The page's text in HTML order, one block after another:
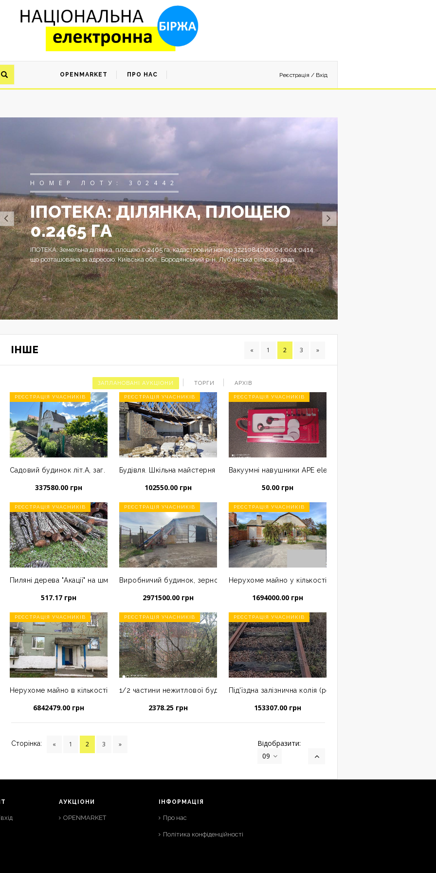
OPENMARKET ПРО НАС Реєстрація / Вхід
НОМЕР ЛОТУ: 302442
ІПОТЕКА: ДІЛЯНКА, ПЛОЩЕЮ
0.2465 ГА
ІПОТЕКА: Земельна ділянка, площею 0.2465 га, кадастровий номер 3221084000:04:004:0414,
що розташована за адресою: Київська обл., Бородянський р-н, Луб'янська сільська рада
ІНШЕ « 1 2 3 »
ЗАПЛАНОВАНІ АУКЦІОНИ ТОРГИ АРХІВ
РЕЄСТРАЦІЯ УЧАСНИКІВ
Садовий будинок літ.А, заг. площею 64 кв.м., земельна ділянка КН 2321584000:05:001:0325 за адресою: Запорізька обл.,
337580.00 грн
РЕЄСТРАЦІЯ УЧАСНИКІВ
Будівля. Шкільна майстерня загальною площею 288,3 кв. м. за адресою
102550.00 грн
РЕЄСТРАЦІЯ УЧАСНИКІВ
Вакуумні навушники АРЕ electronics AZ-007
50.00 грн
РЕЄСТРАЦІЯ УЧАСНИКІВ
Пиляні дерева "Акації" на шматки різної довжини та діаметру в кількості 26 штук
517.17 грн
РЕЄСТРАЦІЯ УЧАСНИКІВ
Виробничий будинок, зерносховище, загальна площа 1039,9 кв.м., за адресою:
2971500.00 грн
РЕЄСТРАЦІЯ УЧАСНИКІВ
Нерухоме майно у кількості 3 одиниці
1694000.00 грн
РЕЄСТРАЦІЯ УЧАСНИКІВ
Нерухоме майно в кількості 10 одиниць
6842479.00 грн
РЕЄСТРАЦІЯ УЧАСНИКІВ
1/2 частини нежитлової будівлі загальною площею 15,1 кв.м. за адресою Хмельницька
2378.25 грн
РЕЄСТРАЦІЯ УЧАСНИКІВ
Під'їздна залізнична колія (рейки залізничні, тип Р43,
153307.00 грн
Сторінка: « 1 2 3 »
Відобразити:
09
АУКЦІОНИ
OPENMARKET
ІНФОРМАЦІЯ
Про нас
Політика конфіденційності